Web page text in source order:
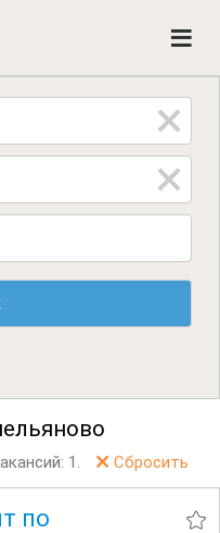
n
1. Сбросить
по